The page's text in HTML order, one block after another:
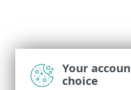
Your
choice